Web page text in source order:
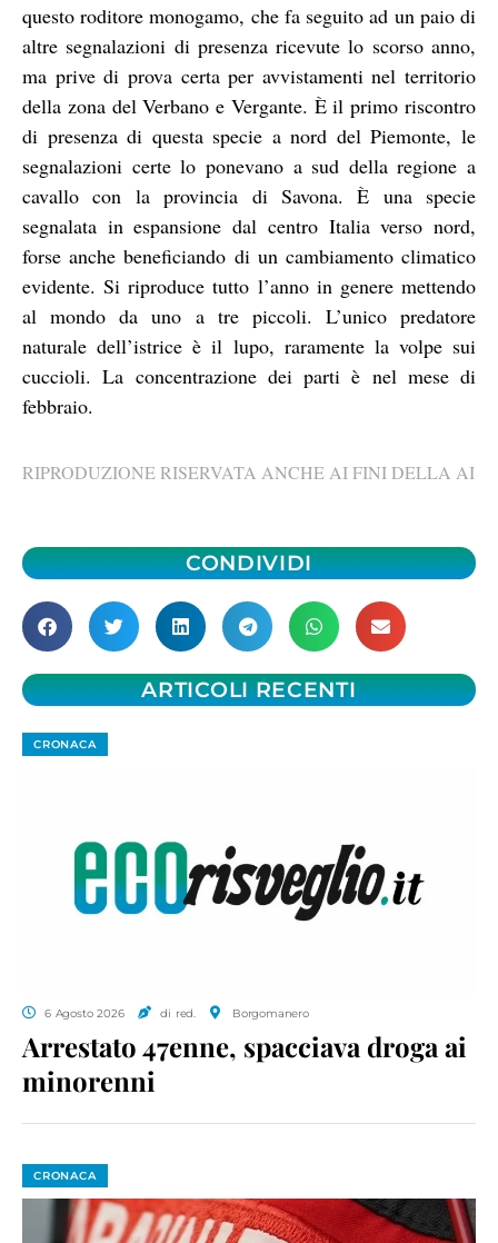
questo roditore monogamo, che fa seguito ad un paio di
altre segnalazioni di presenza ricevute lo scorso anno,
ma prive di prova certa per avvistamenti nel territorio
della zona del Verbano e Vergante. È il primo riscontro
di presenza di questa specie a nord del Piemonte, le
segnalazioni certe lo ponevano a sud della regione a
cavallo con la provincia di Savona. È una specie
segnalata in espansione dal centro Italia verso nord,
forse anche beneficiando di un cambiamento climatico
evidente. Si riproduce tutto l’anno in genere mettendo
al mondo da uno a tre piccoli. L’unico predatore
naturale dell’istrice è il lupo, raramente la volpe sui
cuccioli. La concentrazione dei parti è nel mese di
febbraio.
RIPRODUZIONE RISERVATA ANCHE AI FINI DELLA AI
CONDIVIDI
ARTICOLI RECENTI
CRONACA
6 Agosto 2026 di red. Borgomanero
Arrestato 47enne, spacciava droga ai
minorenni
CRONACA